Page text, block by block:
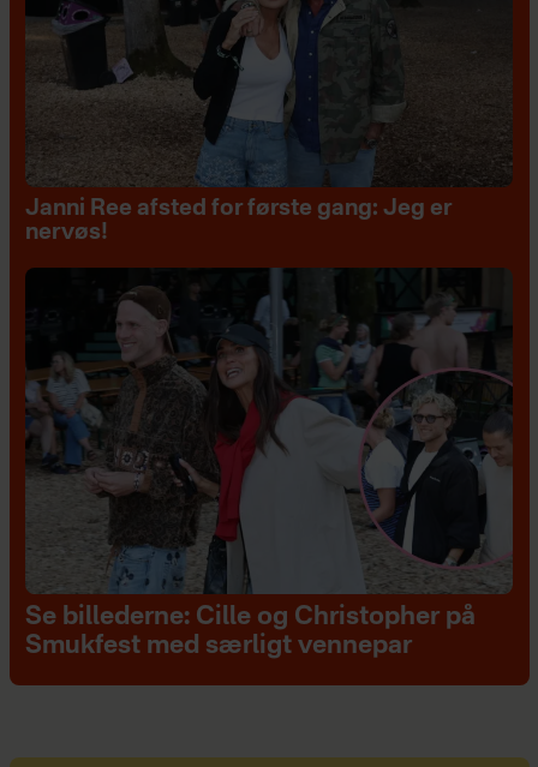
Janni Ree afsted for første gang: Jeg er
nervøs!
Se billederne: Cille og Christopher på
Smukfest med særligt vennepar